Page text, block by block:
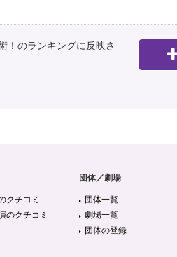
！のランキングに反映さ
クチコミ
のクチコミ
団体／劇場
団体一覧
劇場一覧
団体の登録